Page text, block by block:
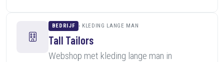
BEDRIJF KLEDING LANGE MAN
Tall Tailors
Webshop met kleding lange man in